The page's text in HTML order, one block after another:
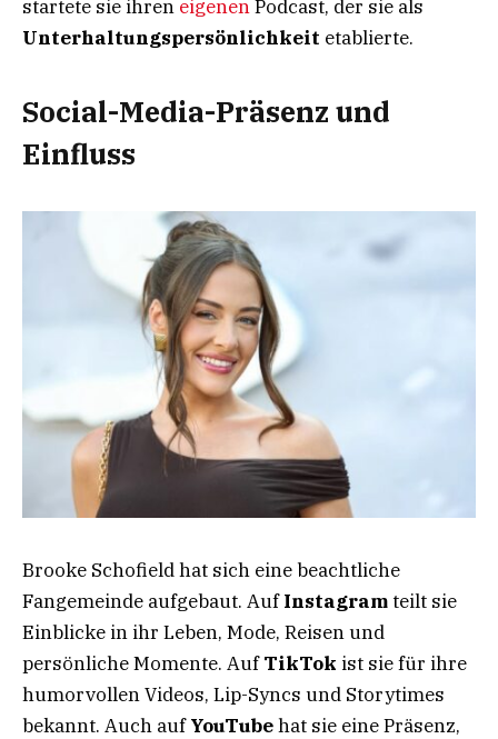
startete sie ihren eigenenPodcast, der sie als
Unterhaltungspersönlichkeit etablierte.
Social-Media-Präsenz und
Einfluss
Brooke Schofield hat sich eine beachtliche
Fangemeinde aufgebaut. AufInstagramteilt sie
Einblicke in ihr Leben, Mode, Reisen und
persönliche Momente. AufTikTok ist sie für ihre
humorvollen Videos, Lip-Syncs und Storytimes
bekannt. Auch aufYouTubehat sie eine Präsenz,